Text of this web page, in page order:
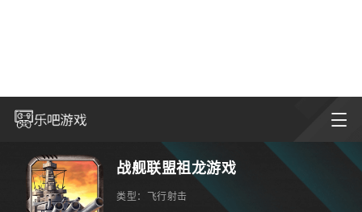
战舰联盟祖龙游戏
类型： 飞行射击